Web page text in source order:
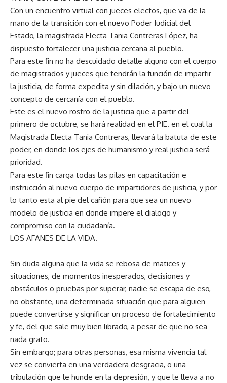
Con un encuentro virtual con jueces electos, que va de la
mano de la transición con el nuevo Poder Judicial del
Estado, la magistrada Electa Tania Contreras López, ha
dispuesto fortalecer una justicia cercana al pueblo.
Para este fin no ha descuidado detalle alguno con el cuerpo
de magistrados y jueces que tendrán la función de impartir
la justicia, de forma expedita y sin dilación, y bajo un nuevo
concepto de cercanía con el pueblo.
Este es el nuevo rostro de la justicia que a partir del
primero de octubre, se hará realidad en el PJE. en el cual la
Magistrada Electa Tania Contreras, llevará la batuta de este
poder, en donde los ejes de humanismo y real justicia será
prioridad.
Para este fin carga todas las pilas en capacitación e
instrucción al nuevo cuerpo de impartidores de justicia, y por
lo tanto esta al pie del cañón para que sea un nuevo
modelo de justicia en donde impere el dialogo y
compromiso con la ciudadanía.
LOS AFANES DE LA VIDA.
Sin duda alguna que la vida se rebosa de matices y
situaciones, de momentos inesperados, decisiones y
obstáculos o pruebas por superar, nadie se escapa de eso,
no obstante, una determinada situación que para alguien
puede convertirse y significar un proceso de fortalecimiento
y fe, del que sale muy bien librado, a pesar de que no sea
nada grato.
Sin embargo; para otras personas, esa misma vivencia tal
vez se convierta en una verdadera desgracia, o una
tribulación que le hunde en la depresión, y que le lleva a no